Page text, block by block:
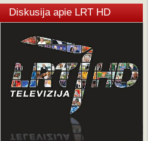
Diskusija apie LRT HD